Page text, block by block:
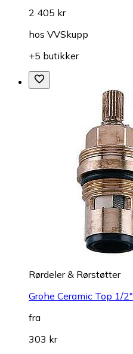
2 405 kr
hos VVSkupp
+5 butikker
Rørdeler & Rørstøtter
Grohe Ceramic Top 1/2"
fra
303 kr